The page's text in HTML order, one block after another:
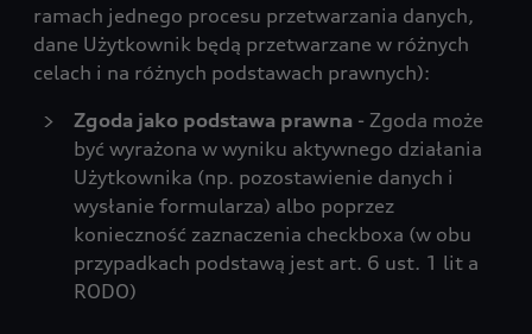
ramach jednego procesu przetwarzania danych,
dane Użytkownik będą przetwarzane w różnych
celach i na różnych podstawach prawnych):
Zgoda jako podstawa prawna - Zgoda może
być wyrażona w wyniku aktywnego działania
Użytkownika (np. pozostawienie danych i
wysłanie formularza) albo poprzez
konieczność zaznaczenia checkboxa (w obu
przypadkach podstawą jest art. 6 ust. 1 lit a
RODO)